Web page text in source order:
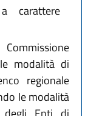
carattere
modalità di
regionale
le modalità